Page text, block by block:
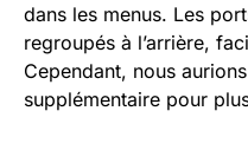
dans les menus. Les
regroupés à l’arrière,
Cependant, nous
supplémentaire pour